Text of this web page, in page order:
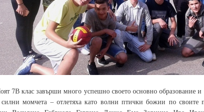
7В клас завърши много успешно своето основно образование
момчета – отлетяха като волни птички божии по своите